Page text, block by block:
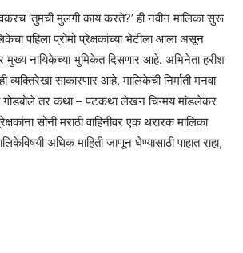
‘तुमची मुलगी काय करते?’ ही नवीन मालिका सुरू
पहिला प्रोमो प्रेक्षकांच्या भेटीला आला असून
नायिकेच्या भुमिकेत दिसणार आहे. अभिनेता हरीश
व्यक्तिरेखा साकारणार आहे. मालिकेची निर्माती मनवा
गोडबोले तर कथा – पटकथा लेखन चिन्मय मांडलेकर
सोनी मराठी वाहिनीवर एक थरारक मालिका
अधिक माहिती जाणून घेण्यासाठी पाहात राहा,